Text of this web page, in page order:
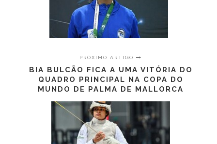
PRÓXIMO ARTIGO
BIA BULCÃO FICA A UMA VITÓRIA DO
QUADRO PRINCIPAL NA COPA DO
MUNDO DE PALMA DE MALLORCA